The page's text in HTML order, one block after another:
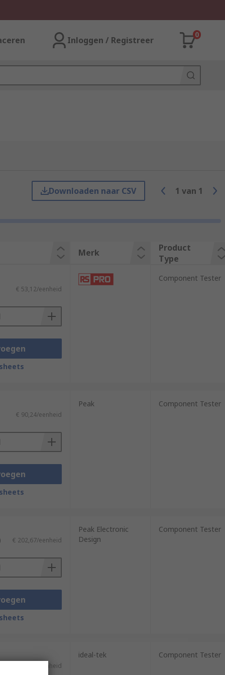
Inloggen / Registreer
0
Downloaden naar CSV 1 van 1
Merk
Product
Type
€ 53,12/eenheid
Component Tester
€ 90,24/eenheid
Peak Component Tester
€ 202,67/eenheid
Peak Electronic
Design
Component Tester
€ 149,71/eenheid
ideal-tek Component Tester